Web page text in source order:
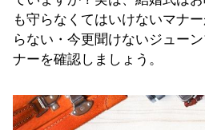
も守らなくてはいけないマナ
らない・今更聞けないジュー
ナーを確認しましょう。